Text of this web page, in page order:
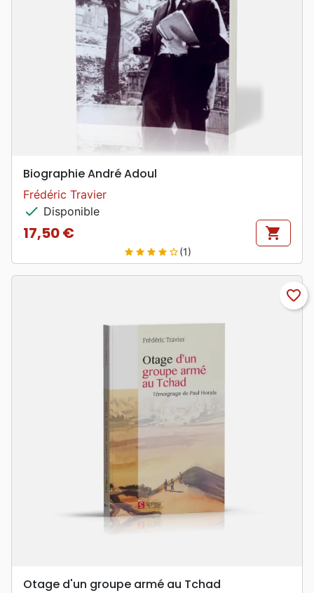
Biographie André Adoul
Frédéric Travier
check Disponible
Prix
17,50 € shopping_cart
star star star star star_border(1)
favorite_border
Otage d'un groupe armé au Tchad